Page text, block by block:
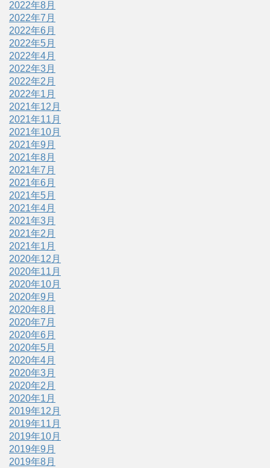
2022年8月
2022年7月
2022年6月
2022年5月
2022年4月
2022年3月
2022年2月
2022年1月
2021年12月
2021年11月
2021年10月
2021年9月
2021年8月
2021年7月
2021年6月
2021年5月
2021年4月
2021年3月
2021年2月
2021年1月
2020年12月
2020年11月
2020年10月
2020年9月
2020年8月
2020年7月
2020年6月
2020年5月
2020年4月
2020年3月
2020年2月
2020年1月
2019年12月
2019年11月
2019年10月
2019年9月
2019年8月